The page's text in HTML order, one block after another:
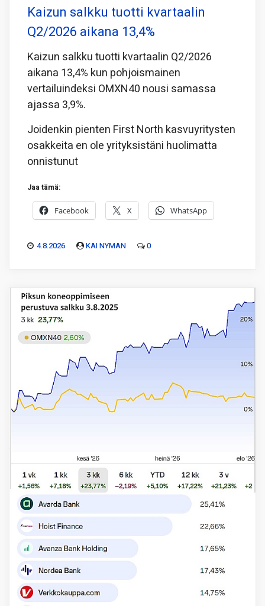
Kaizun salkku tuotti kvartaalin
Q2/2026 aikana 13,4%
Kaizun salkku tuotti kvartaalin Q2/2026
aikana 13,4% kun pohjoismainen
vertailuindeksi OMXN40 nousi samassa
ajassa 3,9%.
Joidenkin pienten First North kasvuyritysten
osakkeita en ole yrityksistäni huolimatta
onnistunut
Jaa tämä:
Facebook X WhatsApp
4.8.2026 KAI NYMAN 0